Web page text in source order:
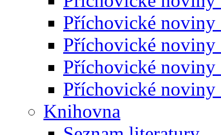
Příchovické noviny
Příchovické noviny
Příchovické noviny
Příchovické noviny
Knihovna